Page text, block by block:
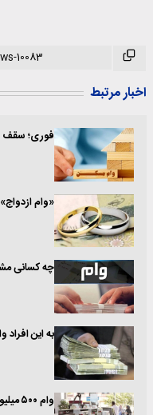
اخبار مرتبط
فوری؛ سقف
«وام
چه کسانی مشمول
به این افراد وام ۷۵ میلیونی تعلق می‌گیرد/
وام ۵۰۰ میلیونی برای خرید لوازم خانگی‌